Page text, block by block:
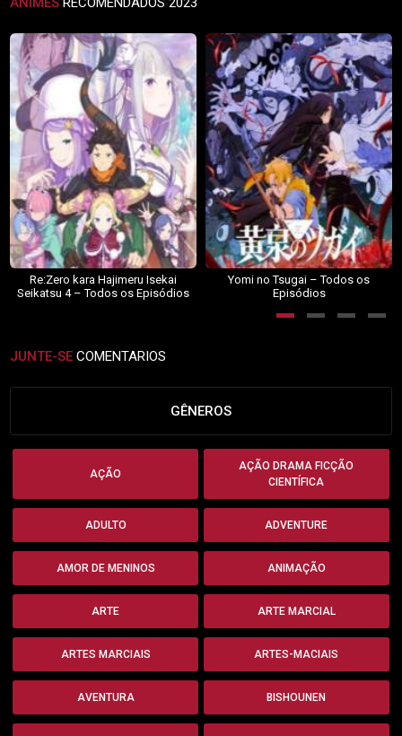
Re:Zero kara Hajimeru Isekai
Seikatsu 4 – Todos os Episódios
Yomi no Tsugai – Todos os
Episódios
JUNTE-SE COMENTARIOS
GÊNEROS
AÇÃO
AÇÃO DRAMA FICÇÃO
CIENTÍFICA
ADULTO ADVENTURE
AMOR DE MENINOS ANIMAÇÃO
ARTE ARTE MARCIAL
ARTES MARCIAIS ARTES-MACIAIS
AVENTURA BISHOUNEN